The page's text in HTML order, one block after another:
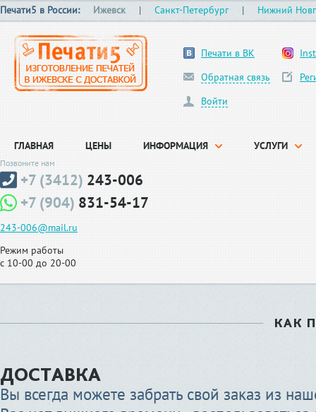
Печати5 в России: Ижевск | Санкт-Петербург | Нижний
Печати в ВК
Обратная связь
Войти
ГЛАВНАЯ ЦЕНЫ ИНФОРМАЦИЯ УСЛУГИ
Позвоните нам
+7 (3412) 243-006
+7 (904) 831-54-17
243-006@mail.ru
Режим работы
с 10-00 до 20-00
КАК
ДОСТАВКА
Вы всегда можете забрать свой заказ из